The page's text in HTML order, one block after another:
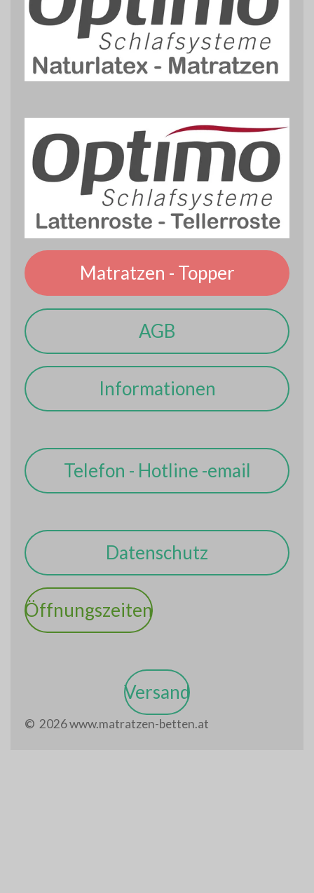
Matratzen - Topper
AGB
Informationen
Telefon - Hotline -email
Datenschutz
Öffnungszeiten
Versand
© 2026 www.matratzen-betten.at